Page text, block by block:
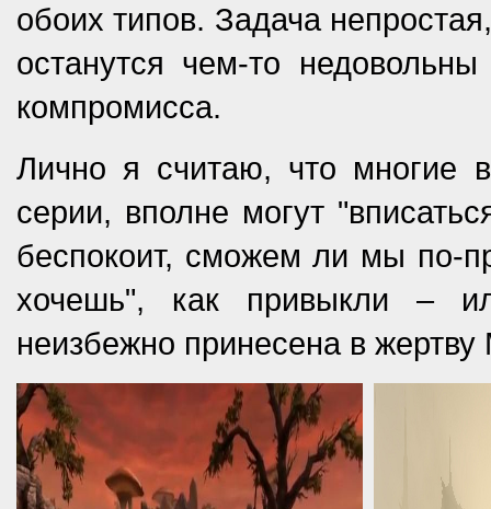
обоих типов. Задача
останутся чем-то
компромисса.
Лично я считаю, что многие
серии, вполне могут
беспокоит, сможем ли мы по-
хочешь", как привыкли –
неизбежно принесена в